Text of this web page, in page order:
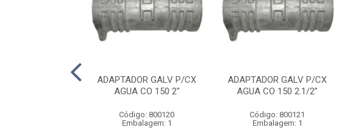
ADAPTADOR GALV P/CX
AGUA CO 150 2''
Código: 800120
Embalagem: 1
ADAPTADOR GALV P/CX
AGUA CO 150 2.1/2”
Código: 800121
Embalagem: 1